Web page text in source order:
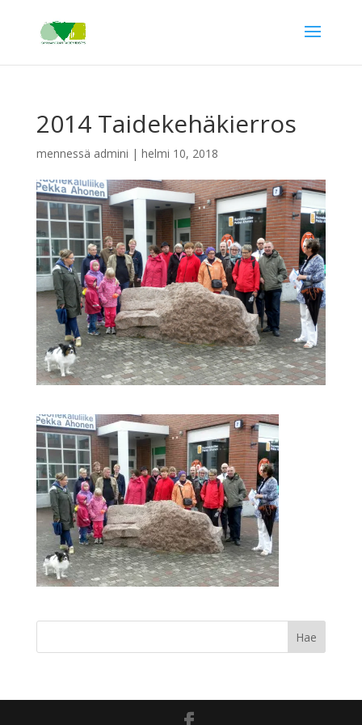
2014 Taidekehäkierros
mennessä admini | helmi 10, 2018